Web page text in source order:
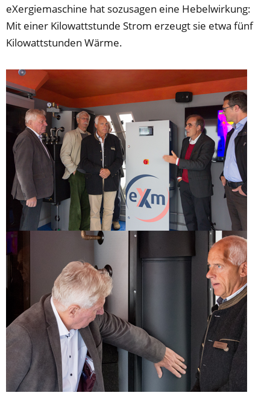
eXergiemaschine hat sozusagen eine Hebelwirkung:
Mit einer Kilowattstunde Strom erzeugt sie etwa fünf
Kilowattstunden Wärme.